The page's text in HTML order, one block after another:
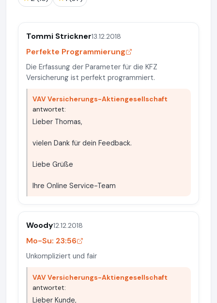
Tommi Strickner13.12.2018
Perfekte Programmierung
Die Erfassung der Parameter für die KFZ
Versicherung ist perfekt programmiert.
VAV Versicherungs-Aktiengesellschaft
antwortet:
Lieber Thomas,
vielen Dank für dein Feedback.
Liebe Grüße
Ihre Online Service-Team
Woody12.12.2018
Mo-Su: 23:56
Unkompliziert und fair
VAV Versicherungs-Aktiengesellschaft
antwortet:
Lieber Kunde,